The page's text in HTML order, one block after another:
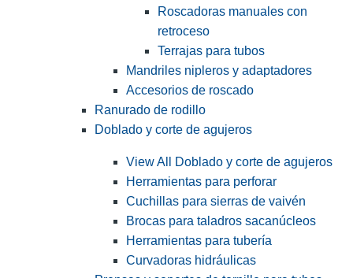
Roscadoras manuales con
retroceso
Terrajas para tubos
Mandriles nipleros y adaptadores
Accesorios de roscado
Ranurado de rodillo
Doblado y corte de agujeros
View All Doblado y corte de agujeros
Herramientas para perforar
Cuchillas para sierras de vaivén
Brocas para taladros sacanúcleos
Herramientas para tubería
Curvadoras hidráulicas